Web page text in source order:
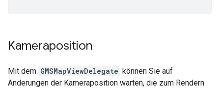
Kameraposition
Mit dem GMSMapViewDelegate können Sie auf
Änderungen der Kameraposition warten, die zum Rendern